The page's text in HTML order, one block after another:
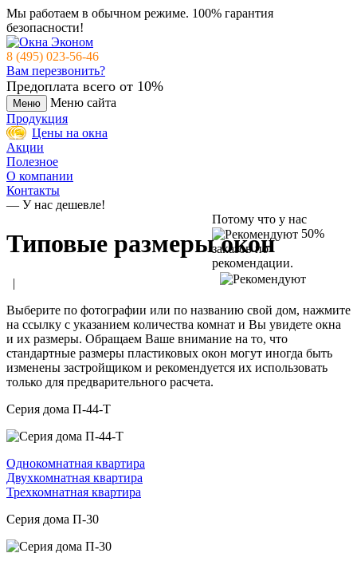
Мы работаем в обычном режиме. 100% гарантия
безопасности!
8 (495) 023-56-46
Вам перезвонить?
Предоплата всего от 10%
Меню
Меню сайта
Продукция
Цены на окна
Акции
Полезное
О компании
Контакты
— У нас дешевле!
Потому что у нас
50%
заказов по
рекомендации.
Типовые размеры окон
|
Выберите по фотографии или по названию свой дом, нажмите
на ссылку с указанием количества комнат и Вы увидете окна
и их размеры. Обращаем Ваше внимание на то, что
стандартные размеры пластиковых окон могут иногда быть
изменены застройщиком и рекомендуется их использовать
только для предварительного расчета.
Серия дома П-44-Т
Однокомнатная квартира
Двухкомнатная квартира
Трехкомнатная квартира
Серия дома П-30